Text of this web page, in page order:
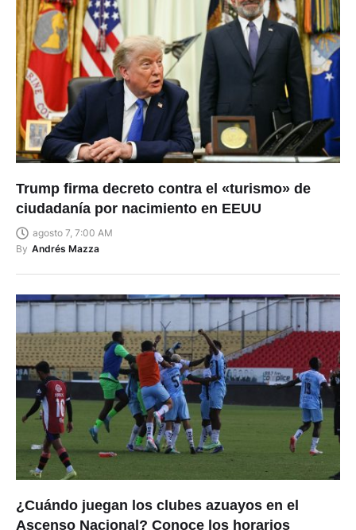
Trump firma decreto contra el «turismo» de
ciudadanía por nacimiento en EEUU
agosto 7, 7:00 AM
By Andrés Mazza
¿Cuándo juegan los clubes azuayos en el
Ascenso Nacional? Conoce los horarios